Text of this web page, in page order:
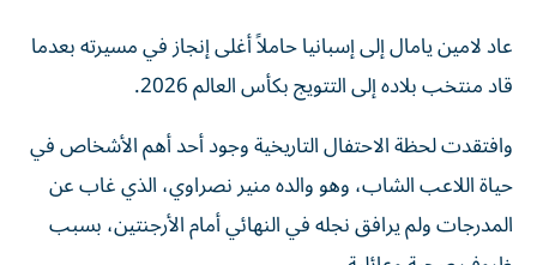
عاد لامين يامال إلى إسبانيا حاملاً أغلى إنجاز في مسيرته بعدما
قاد منتخب بلاده إلى التتويج بكأس العالم 2026.
وافتقدت لحظة الاحتفال التاريخية وجود أحد أهم الأشخاص في
حياة اللاعب الشاب، وهو والده منير نصراوي، الذي غاب عن
المدرجات ولم يرافق نجله في النهائي أمام الأرجنتين، بسبب
ظروف صحية وعائلية.